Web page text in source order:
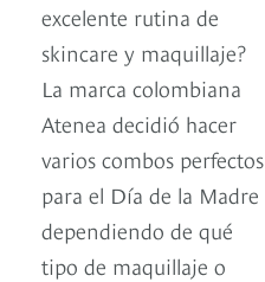
excelente rutina de
skincare y maquillaje?
La marca colombiana
Atenea decidió hacer
varios combos perfectos
para el Día de la Madre
dependiendo de qué
tipo de maquillaje o